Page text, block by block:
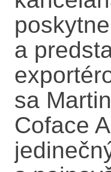
a
sa
Coface